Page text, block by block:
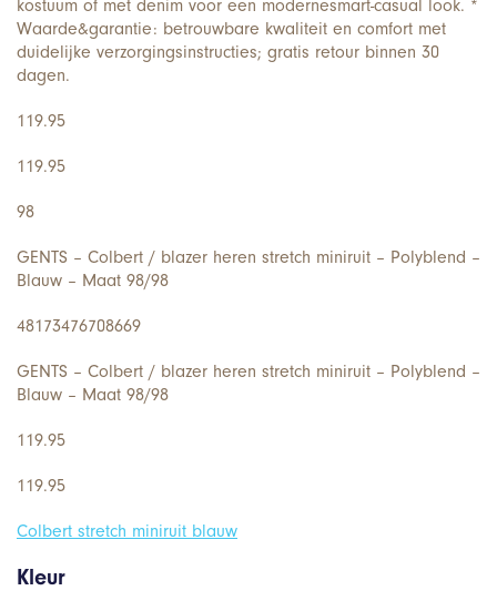
kostuum of met denim voor een modernesmart-casual look. *
Waarde&garantie: betrouwbare kwaliteit en comfort met
duidelijke verzorgingsinstructies; gratis retour binnen 30
dagen.
119.95
119.95
98
GENTS – Colbert / blazer heren stretch miniruit – Polyblend –
Blauw – Maat 98/98
48173476708669
GENTS – Colbert / blazer heren stretch miniruit – Polyblend –
Blauw – Maat 98/98
119.95
119.95
Colbert stretch miniruit blauw
Kleur